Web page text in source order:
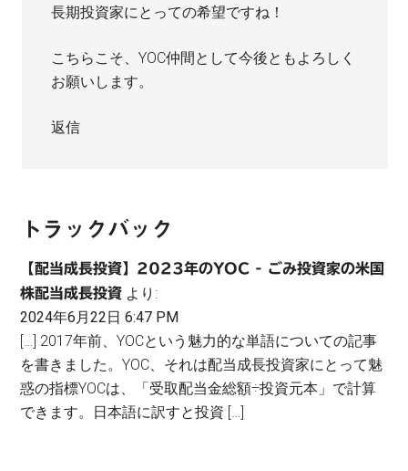
長期投資家にとっての希望ですね！
こちらこそ、YOC仲間として今後ともよろしく
お願いします。
返信
トラックバック
【配当成長投資】2023年のYOC - ごみ投資家の米国
株配当成長投資 より:
2024年6月22日 6:47 PM
[…] 2017年前、YOCという魅力的な単語についての記事
を書きました。YOC、それは配当成長投資家にとって魅
惑の指標YOCは、「受取配当金総額÷投資元本」で計算
できます。日本語に訳すと投資 […]